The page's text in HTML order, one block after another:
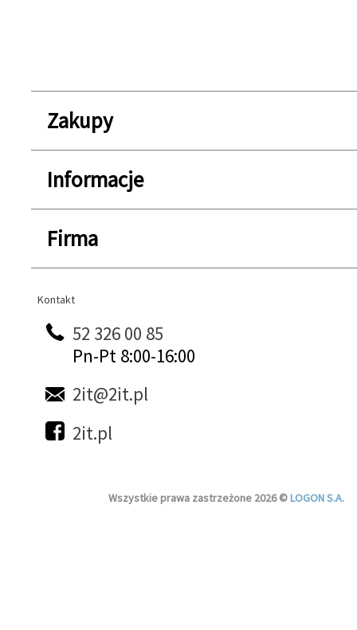
Zakupy
Informacje
Firma
Kontakt
Kontakt
52 326 00 85
Pn-Pt 8:00-16:00
2it@2it.pl
2it.pl
Wszystkie prawa zastrzeżone 2026 ©LOGON S.A.